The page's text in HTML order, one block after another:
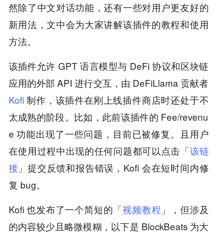
然除了中文对话功能，还有一些对用户更友好的
新用法，文中会为大家讲解该插件的教程和使用
方法。
该插件允许 GPT 语言模型与 DeFi 协议和区块链
应用的外部 API 进行交互，由 DeFiLlama 贡献者
Kofi制作，该插件在刚上线插件商店时还处于不
太成熟的阶段。比如，此前该插件的 Fee/revenu
e 功能出现了一些问题，目前已被修复。且用户
在使用过程中出现的任何问题都可以点击「该链
接 」提交反馈和报告错误，Kofi 会在短时间内修
复 bug。
Kofi 也发布了一个简短的「视频教程 」，但涉及
的内容较少且略微模糊，以下是 BlockBeats 为大